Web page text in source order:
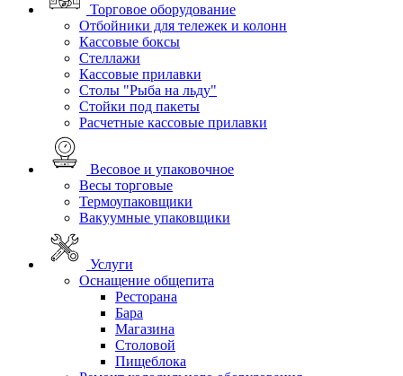
Торговое оборудование
Отбойники для тележек и колонн
Кассовые боксы
Стеллажи
Кассовые прилавки
Столы "Рыба на льду"
Стойки под пакеты
Расчетные кассовые прилавки
Весовое и упаковочное
Весы торговые
Термоупаковщики
Вакуумные упаковщики
Услуги
Оснащение общепита
Ресторана
Бара
Магазина
Столовой
Пищеблока